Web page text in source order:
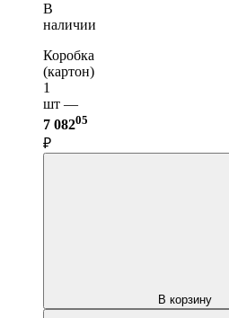
В
наличии
Коробка
(картон)
1
шт —
7 08205
₽
В корзину